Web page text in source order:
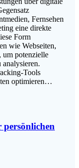
Fernsehen
e‬ine direkte
Form
w‬ie Webseiten,
u‬m potenzielle
Tools
optimieren…